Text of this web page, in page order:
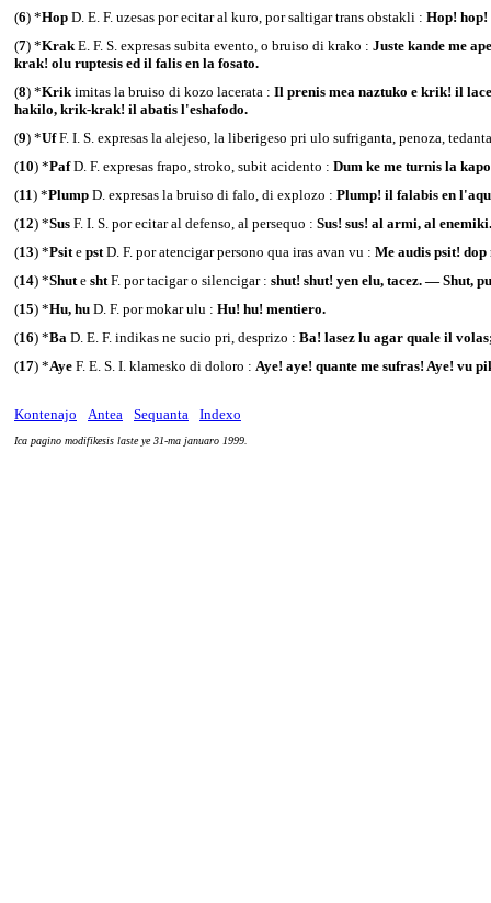
(6) *Hop D. E. F. uzesas por ecitar al kuro, por saltigar trans obstakli : Hop! hop!
(7) *KrakE. F. S. expresas subita evento, o bruiso di krako : Juste kande me
krak! olu ruptesis ed il falis en la fosato.
(8) *Krikimitas la bruiso di kozo lacerata : Il prenis mea naztuko e krik! il
hakilo, krik-krak! il abatis l'eshafodo.
(9) *UfF. I. S. expresas la alejeso, la liberigeso pri ulo sufriganta, penoza,
(10) *PafD. F. expresas frapo, stroko, subit acidento : Dum ke me turnis la
(11) *Plump D. expresas la bruiso di falo, di explozo : Plump! il falabis en
(12) *Sus F. I. S. por ecitar al defenso, al persequo : Sus! sus! al armi, al enemiki.
(13) *Psite pstD. F. por atencigar persono qua iras avan vu : Me audis psit!
(14) *Shute shtF. por tacigar o silencigar : shut! shut! yen elu, tacez. — Shut,
(15) *Hu, hu D. F. por mokar ulu : Hu! hu! mentiero.
(16) *Ba D. E. F. indikas ne sucio pri, desprizo : Ba! lasez lu agar quale il
(17) *Aye F. E. S. I. klamesko di doloro : Aye! aye! quante me sufras! Aye! vu
Kontenajo Antea Sequanta Indexo
Ica pagino modifikesis laste ye 31-ma januaro 1999.